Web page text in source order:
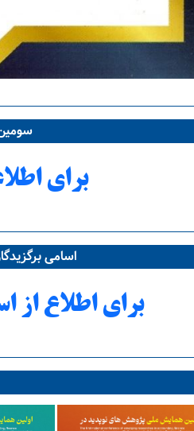
برای
اسامی
برای اطلاع از